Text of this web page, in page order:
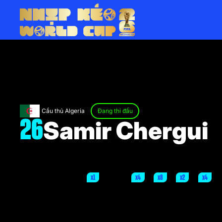
Cầu thủ Algeria Đang thi đấu
26Samir Chergui
x1 x4